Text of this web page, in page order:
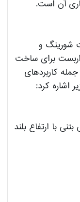
آن است.
شورینگ و
برای ساخت
کاربردهای
اشاره کرد:
با ارتفاع بلند